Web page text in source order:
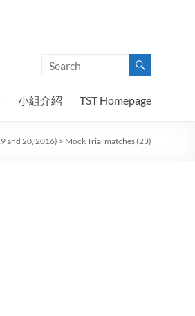
小組介紹 TST Homepage
and 20, 2016) > Mock Trial matches (23)